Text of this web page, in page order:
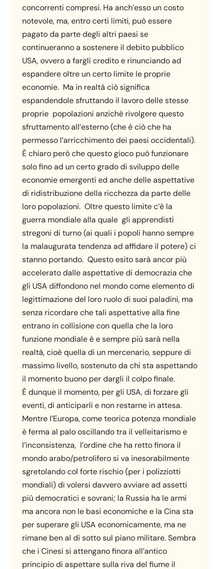
concorrenti compresi. Ha anch’esso un costo
notevole, ma, entro certi limiti, può essere
pagato da parte degli altri paesi se
continueranno a sostenere il debito pubblico
USA, ovvero a fargli credito e rinunciando ad
espandere oltre un certo limite le proprie
economie. Ma in realtà ciò significa
espandendole sfruttando il lavoro delle stesse
proprie popolazioni anzichè rivolgere questo
sfruttamento all’esterno (che è ciò che ha
permesso l’arricchimento dei paesi occidentali).
È chiaro però che questo gioco può funzionare
solo fino ad un certo grado di sviluppo delle
economie emergenti ed anche delle aspettative
di ridistribuzione della ricchezza da parte delle
loro popolazioni. Oltre questo limite c’è la
guerra mondiale alla quale gli apprendisti
stregoni di turno (ai quali i popoli hanno sempre
la malaugurata tendenza ad affidare il potere) ci
stanno portando. Questo esito sarà ancor più
accelerato dalle aspettative di democrazia che
gli USA diffondono nel mondo come elemento di
legittimazione del loro ruolo di suoi paladini, ma
senza ricordare che tali aspettative alla fine
entrano in collisione con quella che la loro
funzione mondiale è e sempre più sarà nella
realtà, cioè quella di un mercenario, seppure di
massimo livello, sostenuto da chi sta aspettando
il momento buono per dargli il colpo finale.
È dunque il momento, per gli USA, di forzare gli
eventi, di anticiparli e non restarne in attesa.
Mentre l’Europa, come teorica potenza mondiale
è ferma al palo oscillando tra il velleitarismo e
l’inconsistenza, l’ordine che ha retto finora il
mondo arabo/petrolifero si va inesorabilmente
sgretolando col forte rischio (per i polizziotti
mondiali) di volersi davvero avviare ad assetti
più democratici e sovrani; la Russia ha le armi
ma ancora non le basi economiche e la Cina sta
per superare gli USA economicamente, ma ne
rimane ben al di sotto sul piano militare. Sembra
che i Cinesi si attengano finora all’antico
principio di aspettare sulla riva del fiume il